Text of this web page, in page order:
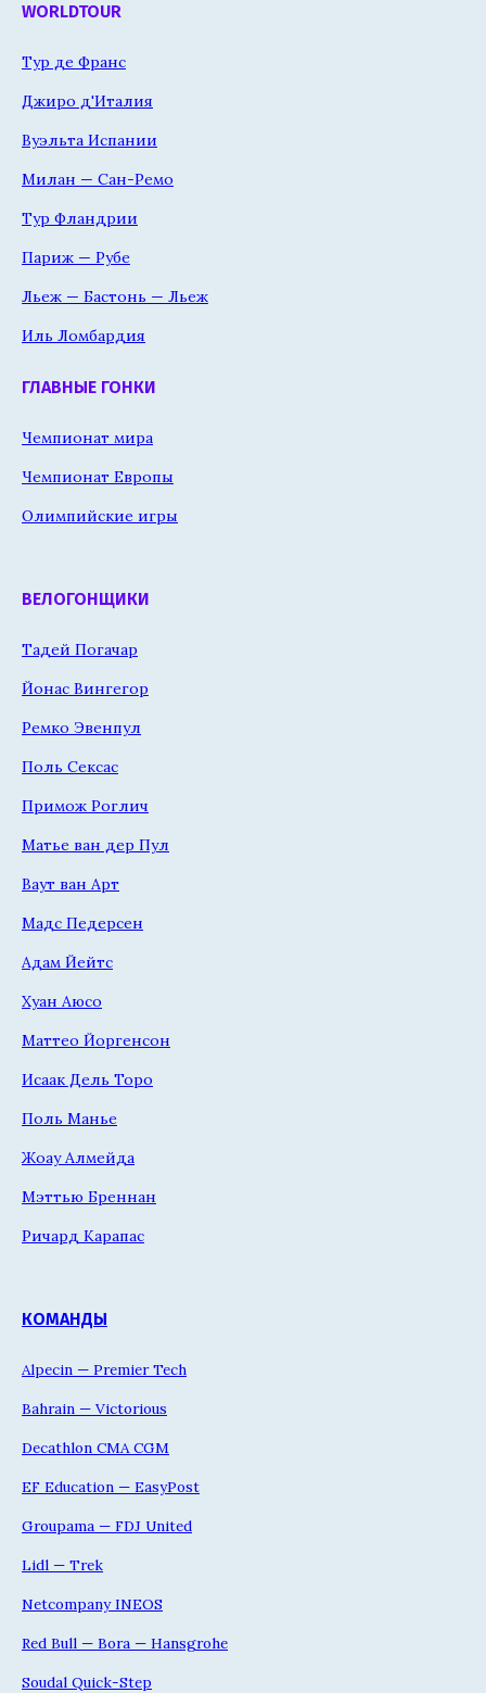
WORLDTOUR
Тур де Франс
Джиро д'Италия
Вуэльта Испании
Милан — Сан-Ремо
Тур Фландрии
Париж — Рубе
Льеж — Бастонь — Льеж
Иль Ломбардия
ГЛАВНЫЕ ГОНКИ
Чемпионат мира
Чемпионат Европы
Олимпийские игры
ВЕЛОГОНЩИКИ
Тадей Погачар
Йонас Вингегор
Ремко Эвенпул
Поль Сексас
Примож Роглич
Матье ван дер Пул
Ваут ван Арт
Мадс Педерсен
Адам Йейтс
Хуан Аюсо
Маттео Йоргенсон
Исаак Дель Торо
Поль Манье
Жоау Алмейда
Мэттью Бреннан
Ричард Карапас
КОМАНДЫ
Alpecin — Premier Tech
Bahrain — Victorious
Decathlon CMA CGM
EF Education — EasyPost
Groupama — FDJ United
Lidl — Trek
Netcompany INEOS
Red Bull — Bora — Hansgrohe
Soudal Quick-Step